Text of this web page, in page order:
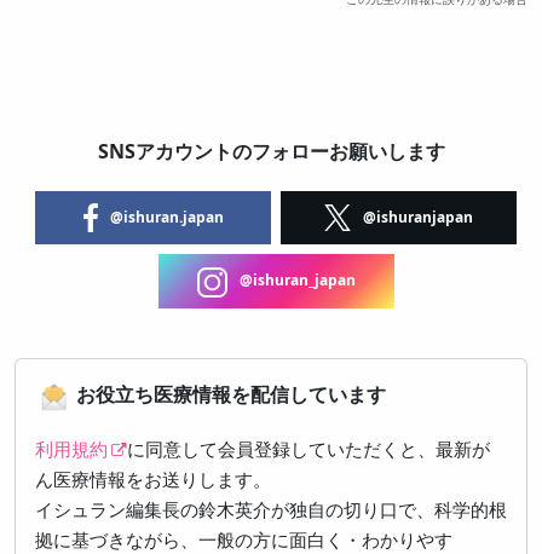
SNSアカウントのフォローお願いします
@ishuran.japan @ishuranjapan
@ishuran_japan
お役立ち医療情報を配信しています
利用規約
に同意して会員登録していただくと、最新が
ん医療情報をお送りします。
イシュラン編集長の鈴木英介が独自の切り口で、科学的根
拠に基づきながら、一般の方に面白く・わかりやす